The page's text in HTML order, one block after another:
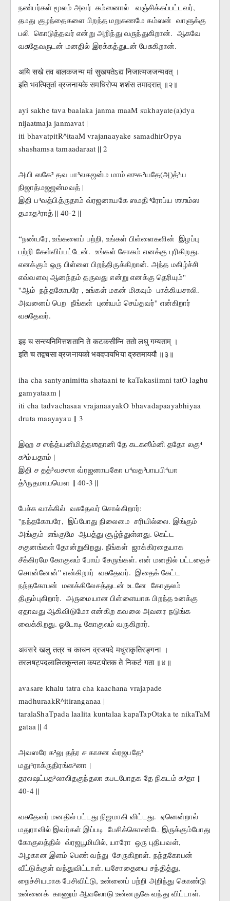
நண்பர்கள் மூலம் அவர்  கம்ஸனால்   வஞ்சிக்கப்பட்டவர்,
தமது குழந்தைகளை பிறந்த மறுகணமே கம்ஸன்  வாளுக்கு
பலி  கொடுத்தவர் என்று அறிந்து வருந்துகிறான்.  ஆகவே
வசுதேவருடன் மனதில் இரக்கத்துடன் பேசுகிறான்.
अयि सखे तव बालकजन्म मां सुखयतेऽद्य निजात्मजजन्मवत् ।
इति भवत्पितृतां व्रजनायके समधिरोप्य शशंस तमादरात् ॥२॥
ayi sakhe tava baalaka janma maaM sukhayate(a)dya
nijaatmaja janmavat |
iti bhavatpitR^itaaM vrajanaayake samadhirOpya
shashamsa tamaadaraat || 2
அயி ஸகே² தவ பா³லகஜன்ம மாம் ஸுக²யதே(அ)த்³ய
நிஜாத்மஜஜன்மவத் |
இதி ப⁴வத்பித்ருதாம் வ்ரஜனாயகே ஸமதி⁴ரோப்ய ஶஶம்ஸ
தமாத³ராத் || 40-2 ||
“நண்பரே, உங்களைப் பற்றி, உங்கள் பிள்ளைகளின்  இழப்பு
பற்றி கேள்விப்பட்டேன்.  உங்கள் சோகம் எனக்கு புரிகிறது.
எனக்கும் ஒரு பிள்ளை பிறந்திருக்கிறான். அந்த மகிழ்ச்சி
எவ்வளவு ஆனந்தம் தருவது என்று எனக்கு தெரியும்''
''ஆம்  நந்தகோபரே , உங்கள் மகன் மிகவும்  பாக்கியசாலி.
அவனைப் பெற  நீங்கள்  புண்யம் செய்தவர்'' என்கிறார்
வசுதேவர்.
इह च सन्त्यनिमित्तशतानि ते कटकसीम्नि ततो लघु गम्यताम् ।
इति च तद्वचसा व्रजनायको भवदपायभिया द्रुतमाययौ ॥३॥
iha cha santyanimitta shataani te kaTakasiimni tatO laghu
gamyataam |
iti cha tadvachasaa vrajanaayakO bhavadapaayabhiyaa
druta maayayau || 3
இஹ ச ஸந்த்யனிமித்தஶதானி தே கடகஸீம்னி ததோ லகு⁴
க³ம்யதாம் |
இதி ச தத்³வசஸா வ்ரஜனாயகோ ப⁴வத³பாயபி⁴யா
த்³ருதமாயயௌ || 40-3 ||
பேச்சு வாக்கில்  வசுதேவர் சொல்கிறார்:
''நந்தகோபரே,  இப்போது நிலைமை  சரியில்லை. இங்கும்
அங்கும்  எங்குமே  ஆபத்து சூழ்ந்துள்ளது. கெட்ட
சகுனங்கள் தோன்றுகிறது. நீங்கள்  ஜாக்கிரதையாக
சீக்கிரமே கோகுலம் போய் சேருங்கள். என் மனதில் பட்டதைச்
சொன்னேன்'' என்கிறார்  வசுதேவர்.  இதைக் கேட்ட
நந்தகோபன்  மனக்கிலேசத்துடன் உடனே  கோகுலம்
திரும்புகிறார்.  அருமையான பிள்ளையாக பிறந்த உனக்கு
ஏதாவது ஆகிவிடுமோ என்கிற கவலை அவரை நடுங்க
வைக்கிறது. ஓடோடி கோகுலம் வருகிறார்.
अवसरे खलु तत्र च काचन व्रजपदे मधुराकृतिरङ्गना ।
तरलषट्पदलालितकुन्तला कपटपोतक ते निकटं गता ॥४॥
avasare khalu tatra cha kaachana vrajapade
madhuraakR^itiranganaa |
taralaShaTpada laalita kuntalaa kapaTapOtaka te nikaTaM
gataa || 4
அவஸரே க²லு தத்ர ச காசன வ்ரஜபதே³
மது⁴ராக்ருதிரங்க³னா |
தரலஷட்பத³லாலிதகுந்தலா கபடபோதக தே நிகடம் க³தா ||
40-4 ||
வசுதேவர் மனதில் பட்டது நிஜமாகி விட்டது.  ஏனென்றால்
மதுராவில் இவர்கள் இப்படி  பேசிக்கொண்டே இருக்கும்போது
கோகுலத்தில்  வ்ரஜபூமியில், யாரோ  ஒரு புதியவள்,
அழகான இளம் பெண் வந்து  சேருகிறாள். நந்தகோபன்
வீட்டுக்குள் வந்துவிட்டாள். யசோதையை சந்தித்து,
நைச்சியமாக பேசிவிட்டு, உன்னைப் பற்றி அறிந்து கொண்டு
உன்னைக்  காணும் ஆவலோடு உன்னருகே வந்து விட்டாள்.